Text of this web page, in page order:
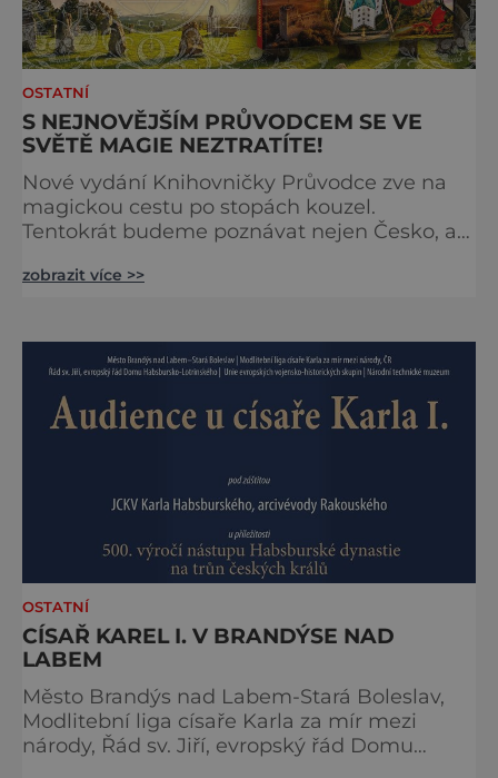
OSTATNÍ
S NEJNOVĚJŠÍM PRŮVODCEM SE VE
SVĚTĚ MAGIE NEZTRATÍTE!
Nové vydání Knihovničky Průvodce zve na
magickou cestu po stopách kouzel.
Tentokrát budeme poznávat nejen Česko, ale
že obě země jsou okouzlující, není pochyb,
pohled mohlo zdát. Která místa jsou tedy
spojena s kouzly a nadpřirozenem? Turistika
na koštěti Když temnou noc
zobrazit více >>
OSTATNÍ
CÍSAŘ KAREL I. V BRANDÝSE NAD
LABEM
Město Brandýs nad Labem-Stará Boleslav,
Modlitební liga císaře Karla za mír mezi
národy, Řád sv. Jiří, evropský řád Domu